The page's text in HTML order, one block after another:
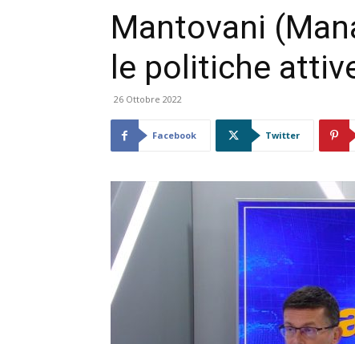
Mantovani
le politiche
26 Ottobre 2022
Facebook Twitter